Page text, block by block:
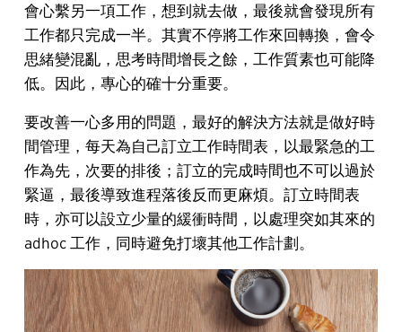
會心繫另一項工作，想到就去做，最後就會發現所有
工作都只完成一半。其實不停將工作來回轉換，會令
思緒變混亂，思考時間增長之餘，工作質素也可能降
低。因此，專心的確十分重要。
要改善一心多用的問題，最好的解決方法就是做好時
間管理，每天為自己訂立工作時間表，以最緊急的工
作為先，次要的排後；訂立的完成時間也不可以過於
緊逼，最後導致進程落後反而更麻煩。訂立時間表
時，亦可以設立少量的緩衝時間，以處理突如其來的
adhoc 工作，同時避免打壞其他工作計劃。